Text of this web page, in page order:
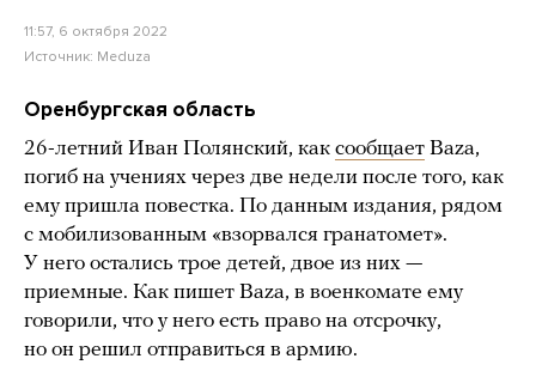
11:57, 6 октября 2022
Источник: Meduza
Оренбургская область
26-летний Иван Полянский, как сообщает Baza,
погиб на учениях через две недели после того, как
ему пришла повестка. По данным издания, рядом
с мобилизованным «взорвался гранатомет».
У него остались трое детей, двое из них —
приемные. Как пишет Baza, в военкомате ему
говорили, что у него есть право на отсрочку,
но он решил отправиться в армию.